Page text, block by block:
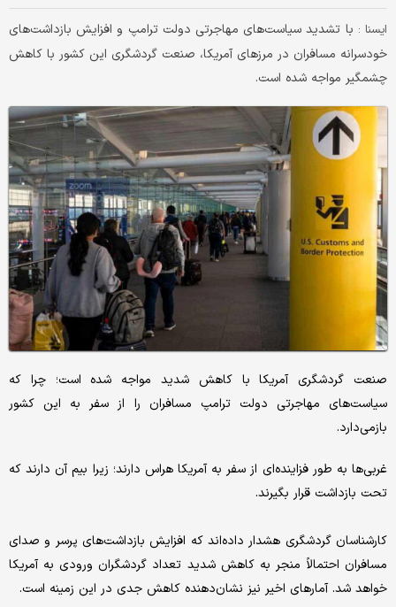
ايسنا : با تشدید سیاست‌های مهاجرتی دولت ترامپ و افزایش بازداشت‌های
خودسرانه مسافران در مرزهای آمریکا، صنعت گردشگری این کشور با کاهش
چشمگیر مواجه شده است.
صنعت گردشگری آمریکا با کاهش شدید مواجه شده است؛ چرا که
سیاست‌های مهاجرتی دولت ترامپ مسافران را از سفر به این کشور
بازمی‌دارد.
غربی‌ها به طور فزاینده‌ای از سفر به آمریکا هراس دارند؛ زیرا بیم آن دارند که
تحت بازداشت قرار بگیرند.
کارشناسان گردشگری هشدار داده‌اند که افزایش بازداشت‌های پرسر و صدای
مسافران احتمالاً منجر به کاهش شدید تعداد گردشگران ورودی به آمریکا
خواهد شد. آمارهای اخیر نیز نشان‌دهنده کاهش جدی در این زمینه است.